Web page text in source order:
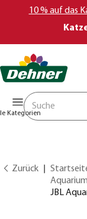
10 % auf das
Kategorien
Zurück
JBL